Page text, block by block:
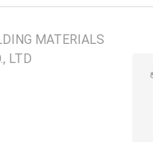
MATERIALS
LTD